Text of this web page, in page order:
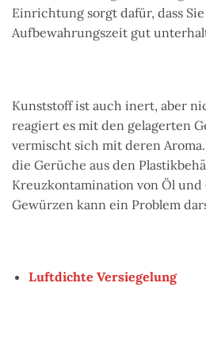
Einrichtung sorgt dafür, dass
Aufbewahrungszeit gut
Kunststoff ist auch inert, aber
reagiert es mit den gelagerten
vermischt sich mit deren
die Gerüche aus den
Kreuzkontamination von Öl und
Gewürzen kann ein Problem
Luftdichte Versiegelung